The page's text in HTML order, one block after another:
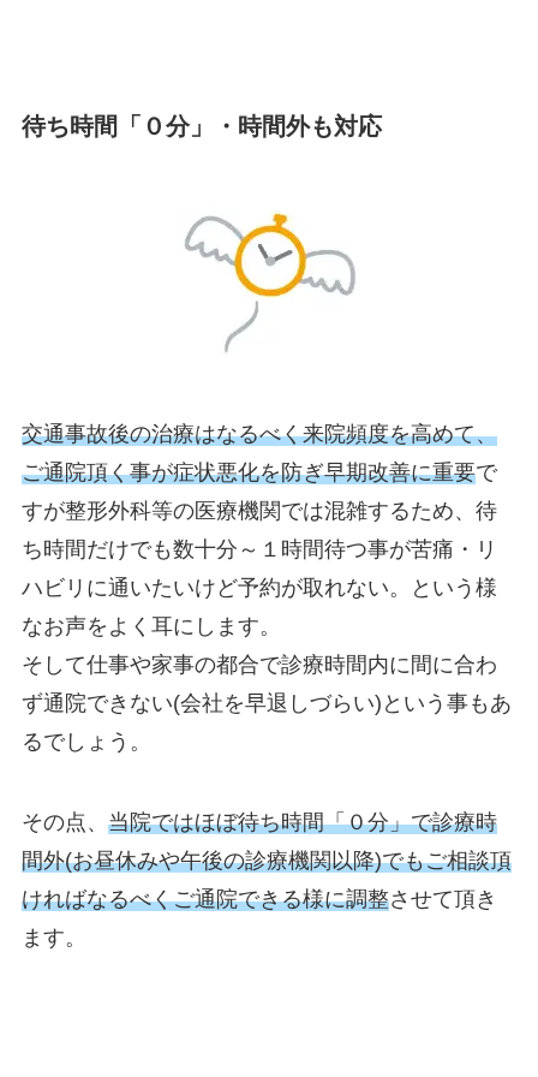
待ち時間「０分」・時間外も対応
交通事故後の治療はなるべく来院頻度を高めて、
ご通院頂く事が症状悪化を防ぎ早期改善に重要で
すが整形外科等の医療機関では混雑するため、待
ち時間だけでも数十分～１時間待つ事が苦痛・リ
ハビリに通いたいけど予約が取れない。という様
なお声をよく耳にします。
そして仕事や家事の都合で診療時間内に間に合わ
ず通院できない(会社を早退しづらい)という事もあ
るでしょう。
その点、 当院ではほぼ待ち時間「０分」で診療時
間外(お昼休みや午後の診療機関以降)でもご相談頂
ければなるべくご通院できる様に調整させて頂き
ます。